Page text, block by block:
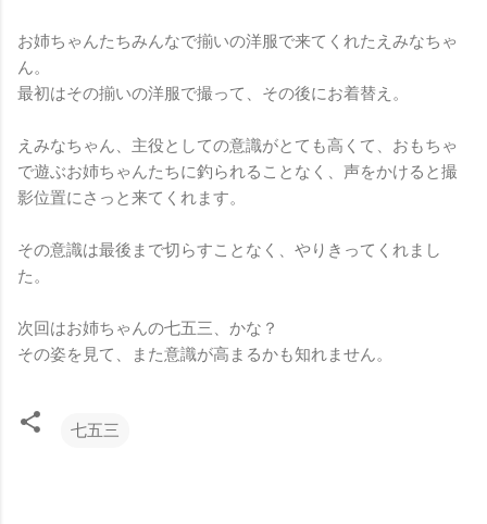
お姉ちゃんたちみんなで揃いの洋服で来てくれたえみなちゃ
ん。
最初はその揃いの洋服で撮って、その後にお着替え。
えみなちゃん、主役としての意識がとても高くて、おもちゃ
で遊ぶお姉ちゃんたちに釣られることなく、声をかけると撮
影位置にさっと来てくれます。
その意識は最後まで切らすことなく、やりきってくれまし
た。
次回はお姉ちゃんの七五三、かな？
その姿を見て、また意識が高まるかも知れません。
七五三